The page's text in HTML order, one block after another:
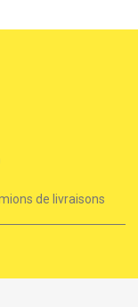
de livraisons